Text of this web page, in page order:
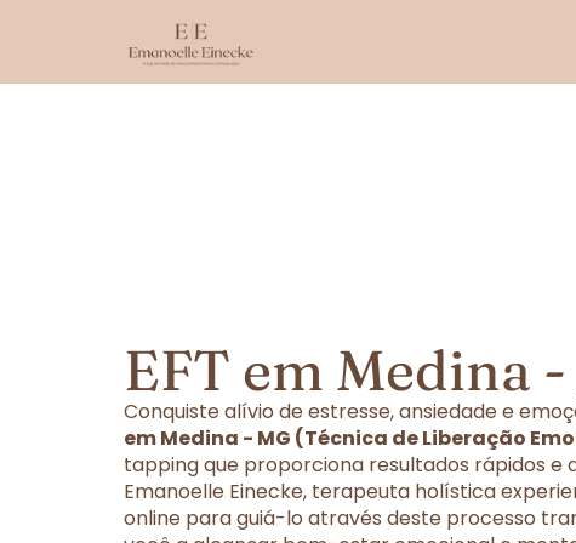
EFT em Medina
Conquiste alívio de estresse, ansiedade e
em Medina - MG (Técnica de Liberação
tapping que proporciona resultados rápidos e
Emanoelle Einecke, terapeuta holística
online para guiá-lo através deste processo